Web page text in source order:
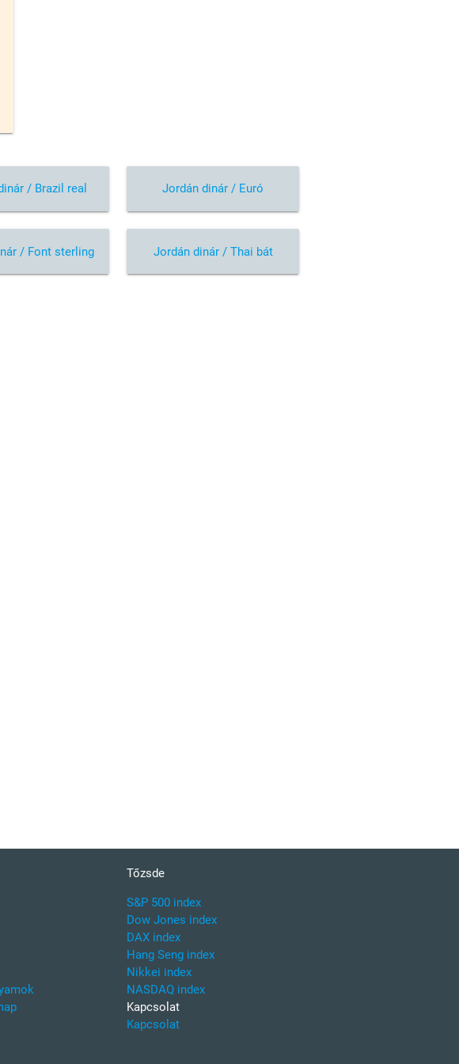
/ Brazil real Jordán dinár / Euró
/ Font sterling Jordán dinár / Thai bát
Tőzsde
S&P 500 index
Dow Jones index
DAX index
Hang Seng index
Nikkei index
NASDAQ index
Kapcsolat
Kapcsolat